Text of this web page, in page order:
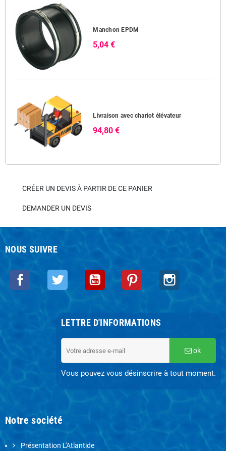
Manchon EPDM
5,04 €
Livraison avec chariot élévateur
94,80 €
CRÉER UN DEVIS À PARTIR DE CE PANIER
DEMANDER UN DEVIS
NOUS SUIVRE
Facebook Twitter YouTube Pinterest Instagram
LETTRE D'INFORMATIONS
ok
Vous pouvez vous désinscrire à tout moment.
Notre société
Présentation L'Atlantide